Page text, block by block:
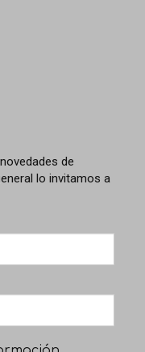
de
lo invitamos a